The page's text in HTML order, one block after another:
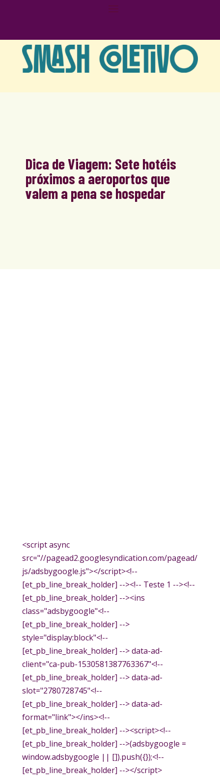
Dica de Viagem: Sete hotéis
próximos a aeroportos que
valem a pena se hospedar
<script async
src="//pagead2.googlesyndication.com/pagead/
js/adsbygoogle.js"></script><!--
[et_pb_line_break_holder] --><!-- Teste 1 --><!--
[et_pb_line_break_holder] --><ins
class="adsbygoogle"<!--
[et_pb_line_break_holder] -->
style="display:block"<!--
[et_pb_line_break_holder] --> data-ad-
client="ca-pub-1530581387763367"<!--
[et_pb_line_break_holder] --> data-ad-
slot="2780728745"<!--
[et_pb_line_break_holder] --> data-ad-
format="link"></ins><!--
[et_pb_line_break_holder] --><script><!--
[et_pb_line_break_holder] -->(adsbygoogle =
window.adsbygoogle || []).push({});<!--
[et_pb_line_break_holder] --></script>